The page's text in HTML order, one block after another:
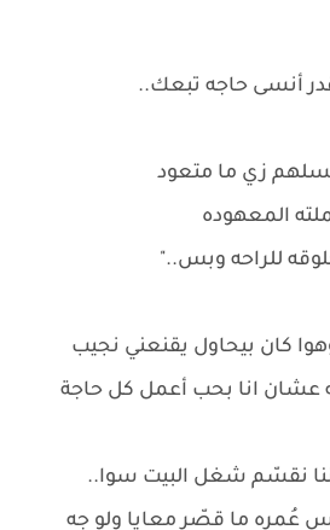
أنسى حاجه تبعك..
زي ما متعود
المعهوده
للراحه وبس.."
كان بيحاول يقنعني نجيب
عشان انا بحب أعمل كل حاجة
اننا نقسّم شغل البيت سوا..
عُمره ما قصّر معايا ولو جه